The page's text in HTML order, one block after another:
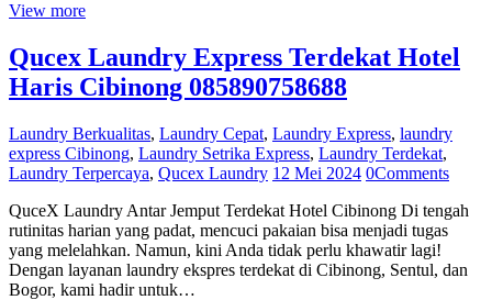
View more
Qucex Laundry Express Terdekat Hotel
Haris Cibinong 085890758688
Laundry Berkualitas, Laundry Cepat, Laundry Express, laundry
express Cibinong, Laundry Setrika Express, Laundry Terdekat,
Laundry Terpercaya, Qucex Laundry 12 Mei 2024 0Comments
QuceX Laundry Antar Jemput Terdekat Hotel Cibinong Di tengah
rutinitas harian yang padat, mencuci pakaian bisa menjadi tugas
yang melelahkan. Namun, kini Anda tidak perlu khawatir lagi!
Dengan layanan laundry ekspres terdekat di Cibinong, Sentul, dan
Bogor, kami hadir untuk…